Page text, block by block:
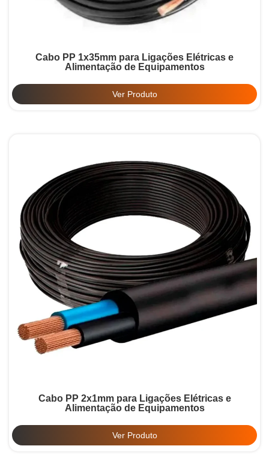
Cabo PP 1x35mm para Ligações Elétricas e
Alimentação de Equipamentos
Ver Produto
Cabo PP 2x1mm para Ligações Elétricas e
Alimentação de Equipamentos
Ver Produto